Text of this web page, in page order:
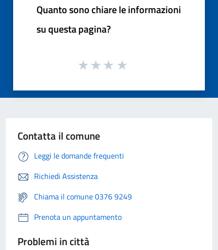
Quanto sono chiare le informazioni
su questa pagina?
Contatta il comune
Leggi le domande frequenti
Richiedi Assistenza
Chiama il comune 0376 9249
Prenota un appuntamento
Problemi in città